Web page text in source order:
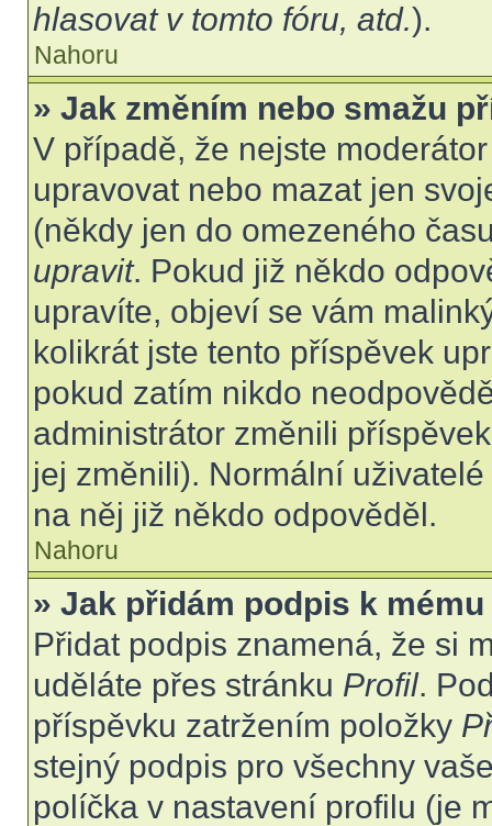
hlasovat v tomto fóru, atd.).
Nahoru
» Jak změním nebo smažu
V případě, že nejste
upravovat nebo mazat jen
(někdy jen do omezeného
upravit. Pokud již někdo
upravíte, objeví se vám
kolikrát jste tento příspěvek
pokud zatím nikdo
administrátor změnili
jej změnili). Normální
na něj již někdo odpověděl.
Nahoru
» Jak přidám podpis k
Přidat podpis znamená, že si
uděláte přes stránku Profil.
příspěvku zatržením položky
stejný podpis pro všechny
políčka v nastavení profilu (je